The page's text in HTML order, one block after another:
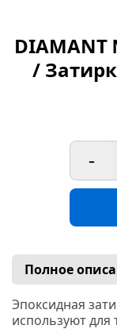
DIAMANT
/
-
Полное
Эпоксидная
используют для